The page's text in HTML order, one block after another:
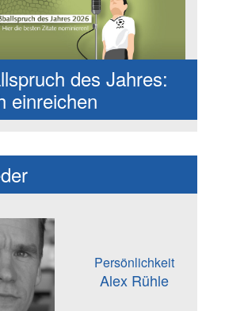
des Jahres:
einreichen
Persönlichkeit
Alex Rühle